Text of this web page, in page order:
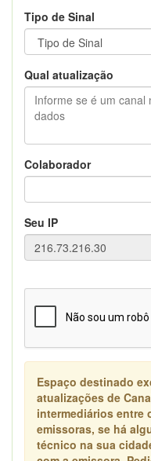
Tipo de Sinal
Qual atualização
Colaborador
Seu IP
Espaço destinado
atualizações de
intermediários entre
emissoras, se há
técnico na sua